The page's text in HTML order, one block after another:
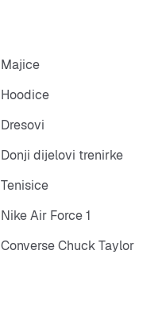
Majice
Hoodice
Dresovi
Donji dijelovi trenirke
Tenisice
Nike Air Force 1
Converse Chuck Taylor